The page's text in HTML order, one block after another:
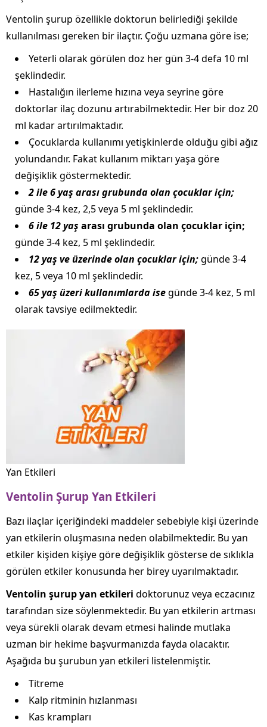
Ventolin şurup özellikle doktorun belirlediği şekilde
kullanılması gereken bir ilaçtır. Çoğu uzmana göre ise;
Yeterli olarak görülen doz her gün 3-4 defa 10 ml
şeklindedir.
Hastalığın ilerleme hızına veya seyrine göre
doktorlar ilaç dozunu artırabilmektedir. Her bir doz 20
ml kadar artırılmaktadır.
Çocuklarda kullanımı yetişkinlerde olduğu gibi ağız
yolundandır. Fakat kullanım miktarı yaşa göre
değişiklik göstermektedir.
2 ile 6 yaş arası grubunda olan çocuklar için;
günde 3-4 kez, 2,5 veya 5 ml şeklindedir.
6 ile 12 yaş arası grubunda olan çocuklar için;
günde 3-4 kez, 5 ml şeklindedir.
12 yaş ve üzerinde olan çocuklar için;günde 3-4
kez, 5 veya 10 ml şeklindedir.
65 yaş üzeri kullanımlarda isegünde 3-4 kez, 5 ml
olarak tavsiye edilmektedir.
Yan Etkileri
Ventolin Şurup Yan Etkileri
Bazı ilaçlar içeriğindeki maddeler sebebiyle kişi üzerinde
yan etkilerin oluşmasına neden olabilmektedir. Bu yan
etkiler kişiden kişiye göre değişiklik gösterse de sıklıkla
görülen etkiler konusunda her birey uyarılmaktadır.
Ventolin şurup yan etkileri doktorunuz veya eczacınız
tarafından size söylenmektedir. Bu yan etkilerin artması
veya sürekli olarak devam etmesi halinde mutlaka
uzman bir hekime başvurmanızda fayda olacaktır.
Aşağıda bu şurubun yan etkileri listelenmiştir.
Titreme
Kalp ritminin hızlanması
Kas krampları